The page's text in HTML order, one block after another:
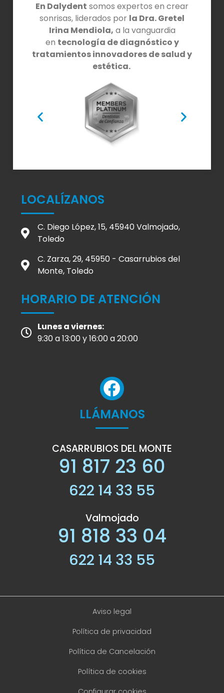
En Dalydent somos expertos en crear
sonrisas, liderados por la Dra. Gretel
Irina Mendiola, a la vanguardia
en tecnología de diagnóstico y
tratamientos innovadores de salud y
estética.
LOCALÍZANOS
C. Diego López, 15, 45940 Valmojado,
Toledo
C. Zarza, 29, 45950 - Casarrubios del
Monte, Toledo
HORARIO DE ATENCIÓN
Lunes a viernes:
9:30 a 13:00 y 16:00 a 20:00
LLÁMANOS
CASARRUBIOS DEL MONTE
91 817 23 60
622 14 33 55
Valmojado
91 818 33 04
622 14 33 55
Aviso legal
Política de privacidad
Política de Cancelación
Política de cookies